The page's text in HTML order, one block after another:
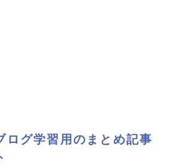
ログ学習用のまとめ記事